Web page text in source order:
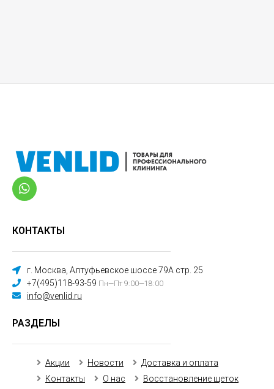
КОНТАКТЫ
г. Москва, Алтуфьевское шоссе 79А стр. 25
+7(495)118-93-59 Пн—Пт 9:00—18:00
info@venlid.ru
РАЗДЕЛЫ
Акции Новости
Доставка и оплата
Контакты
О нас Восстановление щеток